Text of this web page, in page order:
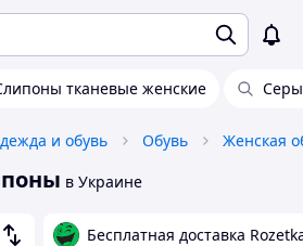
тканевые женские
и обувь Обувь Женская
в Украине
Бесплатная доставка